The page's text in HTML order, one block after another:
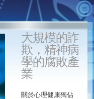
大規模的詐
欺，精神病
學的腐敗產
業
關於心理健康獨佔